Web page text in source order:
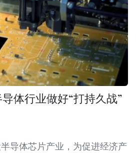
体行业做好“打持久战”
导体芯片产业，为促进经济产